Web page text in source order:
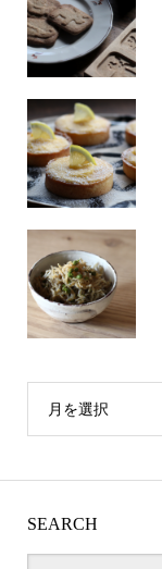
月を選択
SEARCH